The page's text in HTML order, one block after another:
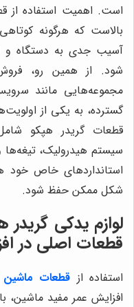
است. اهمیت استفاده از
بالاست که هرگونه
آسیب جدی به دستگاه و
شود. از همین رو،
مجموعه‌هایی مانند
گسترده، به یکی از
قطعات گريدر هپكو
سیستم هیدرولیک،
استانداردهای خاص خود
شکل ممکن حفظ شود.
لوازم يدكى
قطعات اصلی در
استفاده از قطعات ماشین
افزایش عمر مفید ماشین،